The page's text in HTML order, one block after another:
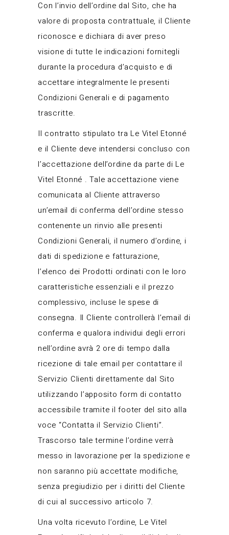
Con l’invio dell’ordine dal Sito, che ha
valore di proposta contrattuale, il Cliente
riconosce e dichiara di aver preso
visione di tutte le indicazioni fornitegli
durante la procedura d’acquisto e di
accettare integralmente le presenti
Condizioni Generali e di pagamento
trascritte.
Il contratto stipulato tra Le Vitel Etonné
e il Cliente deve intendersi concluso con
l’accettazione dell’ordine da parte di Le
Vitel Etonné . Tale accettazione viene
comunicata al Cliente attraverso
un’email di conferma dell’ordine stesso
contenente un rinvio alle presenti
Condizioni Generali, il numero d’ordine, i
dati di spedizione e fatturazione,
l’elenco dei Prodotti ordinati con le loro
caratteristiche essenziali e il prezzo
complessivo, incluse le spese di
consegna. Il Cliente controllerà l’email di
conferma e qualora individui degli errori
nell’ordine avrà 2 ore di tempo dalla
ricezione di tale email per contattare il
Servizio Clienti direttamente dal Sito
utilizzando l’apposito form di contatto
accessibile tramite il footer del sito alla
voce “Contatta il Servizio Clienti”.
Trascorso tale termine l’ordine verrà
messo in lavorazione per la spedizione e
non saranno più accettate modifiche,
senza pregiudizio per i diritti del Cliente
di cui al successivo articolo 7.
Una volta ricevuto l’ordine, Le Vitel